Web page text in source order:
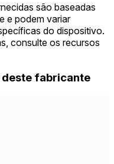
são baseadas
e podem variar
do dispositivo.
consulte os recursos
fabricante